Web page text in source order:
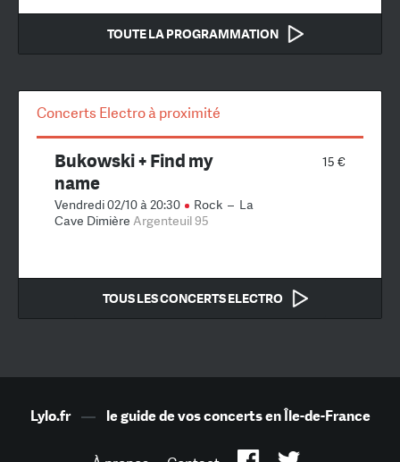
TOUTE LA PROGRAMMATION
Concerts Electro à proximité
15 €
Bukowski + Find my
name
Vendredi 02/10 à 20:30 Rock – La
Cave Dimière Argenteuil 95
TOUS LES CONCERTS ELECTRO
Lylo.fr— le guide de vos concerts en Île-de-France